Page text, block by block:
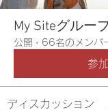
My Siteグルー
公開 · 66名のメンバ
参
ディスカッション